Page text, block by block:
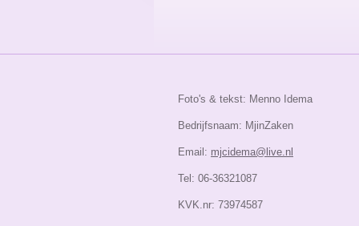
Foto's & tekst: Menno Idema
Bedrijfsnaam: MjinZaken
Email: mjcidema@live.nl
Tel: 06-36321087
KVK.nr: 73974587